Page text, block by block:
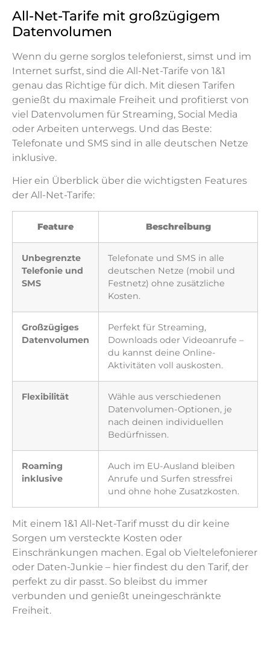
All-Net-Tarife mit großzügigem
Datenvolumen
Wenn du gerne sorglos telefonierst, simst und im
Internet surfst, sind die All-Net-Tarife von 1&1
genau das Richtige für dich. Mit diesen Tarifen
genießt du maximale Freiheit und profitierst von
viel Datenvolumen für Streaming, Social Media
oder Arbeiten unterwegs. Und das Beste:
Telefonate und SMS sind in alle deutschen Netze
inklusive.
Hier ein Überblick über die wichtigsten Features
der All-Net-Tarife:
Feature Beschreibung
Unbegrenzte
Telefonie und
SMS
Telefonate und SMS in alle
deutschen Netze (mobil und
Festnetz) ohne zusätzliche
Kosten.
Großzügiges
Datenvolumen
Perfekt für Streaming,
Downloads oder Videoanrufe –
du kannst deine Online-
Aktivitäten voll auskosten.
Flexibilität
Wähle aus verschiedenen
Datenvolumen-Optionen, je
nach deinen individuellen
Bedürfnissen.
Roaming
inklusive
Auch im EU-Ausland bleiben
Anrufe und Surfen stressfrei
und ohne hohe Zusatzkosten.
Mit einem 1&1 All-Net-Tarif musst du dir keine
Sorgen um versteckte Kosten oder
Einschränkungen machen. Egal ob Vieltelefonierer
oder Daten-Junkie – hier findest du den Tarif, der
perfekt zu dir passt. So bleibst du immer
verbunden und genießt uneingeschränkte
Freiheit.